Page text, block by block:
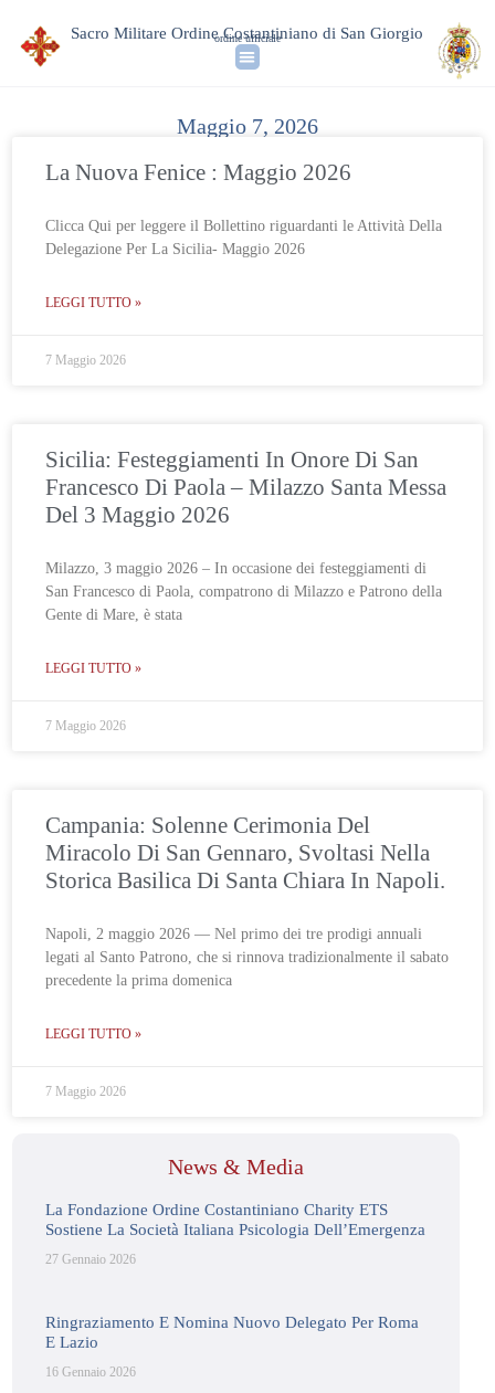
Sacro Militare Ordine Costantiniano di San Giorgio
ordine ufficiale
Maggio 7, 2026
La Nuova Fenice : Maggio 2026
Clicca Qui per leggere il Bollettino riguardanti le Attività Della
Delegazione Per La Sicilia- Maggio 2026
LEGGI TUTTO »
7 Maggio 2026
Sicilia: Festeggiamenti In Onore Di San
Francesco Di Paola – Milazzo Santa Messa
Del 3 Maggio 2026
Milazzo, 3 maggio 2026 – In occasione dei festeggiamenti di
San Francesco di Paola, compatrono di Milazzo e Patrono della
Gente di Mare, è stata
LEGGI TUTTO »
7 Maggio 2026
Campania: Solenne Cerimonia Del
Miracolo Di San Gennaro, Svoltasi Nella
Storica Basilica Di Santa Chiara In Napoli.
Napoli, 2 maggio 2026 — Nel primo dei tre prodigi annuali
legati al Santo Patrono, che si rinnova tradizionalmente il sabato
precedente la prima domenica
LEGGI TUTTO »
7 Maggio 2026
News & Media
La Fondazione Ordine Costantiniano Charity ETS
Sostiene La Società Italiana Psicologia Dell’Emergenza
27 Gennaio 2026
Ringraziamento E Nomina Nuovo Delegato Per Roma
E Lazio
16 Gennaio 2026